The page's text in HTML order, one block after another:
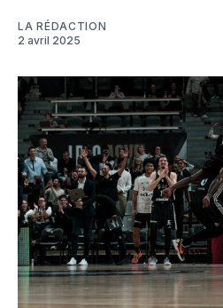
LA RÉDACTION
2 avril 2025